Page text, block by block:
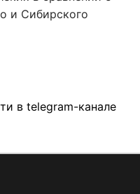
и Сибирского
в telegram-канале